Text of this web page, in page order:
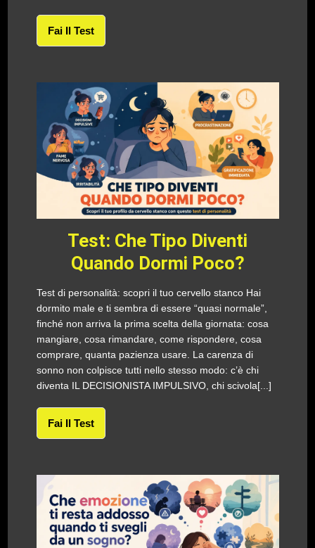
Fai Il Test
Test: Che Tipo Diventi
Quando Dormi Poco?
Test di personalità: scopri il tuo cervello stanco Hai
dormito male e ti sembra di essere “quasi normale”,
finché non arriva la prima scelta della giornata: cosa
mangiare, cosa rimandare, come rispondere, cosa
comprare, quanta pazienza usare. La carenza di
sonno non colpisce tutti nello stesso modo: c’è chi
diventa IL DECISIONISTA IMPULSIVO, chi scivola[...]
Fai Il Test